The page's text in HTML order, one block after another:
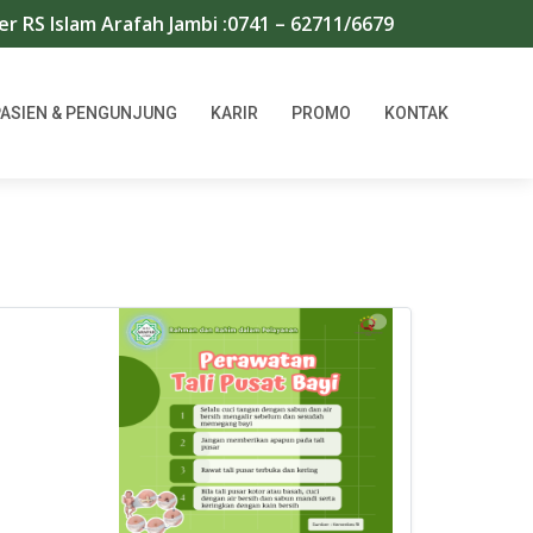
Arafah Jambi :0741 – 62711/667966 | WA : 08117456716
& PENGUNJUNG KARIR PROMO KONTAK